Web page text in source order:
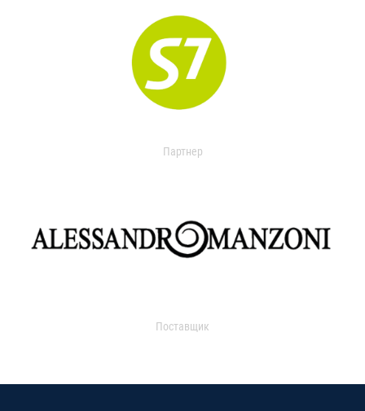
Партнер
Поставщик